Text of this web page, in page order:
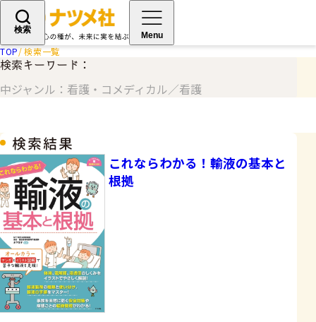
検索
Menu
TOP 検索一覧
検索キーワード：
中ジャンル：看護・コメディカル／看護
検索結果
これならわかる！輸液の基本と
根拠